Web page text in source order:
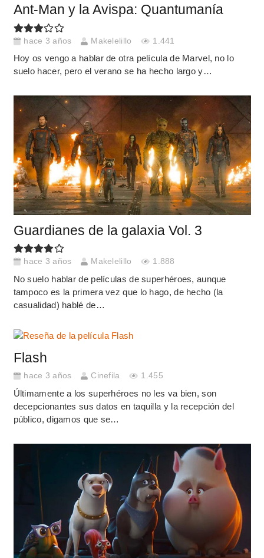
Ant-Man y la Avispa: Quantumanía
hace 3 años Makelelillo 1.441
Hoy os vengo a hablar de otra película de Marvel, no lo
suelo hacer, pero el verano se ha hecho largo y…
Guardianes de la galaxia Vol. 3
hace 3 años Makelelillo 1.888
No suelo hablar de películas de superhéroes, aunque
tampoco es la primera vez que lo hago, de hecho (la
casualidad) hablé de…
Flash
hace 3 años Cinefila 1.455
Últimamente a los superhéroes no les va bien, son
decepcionantes sus datos en taquilla y la recepción del
público, digamos que se…